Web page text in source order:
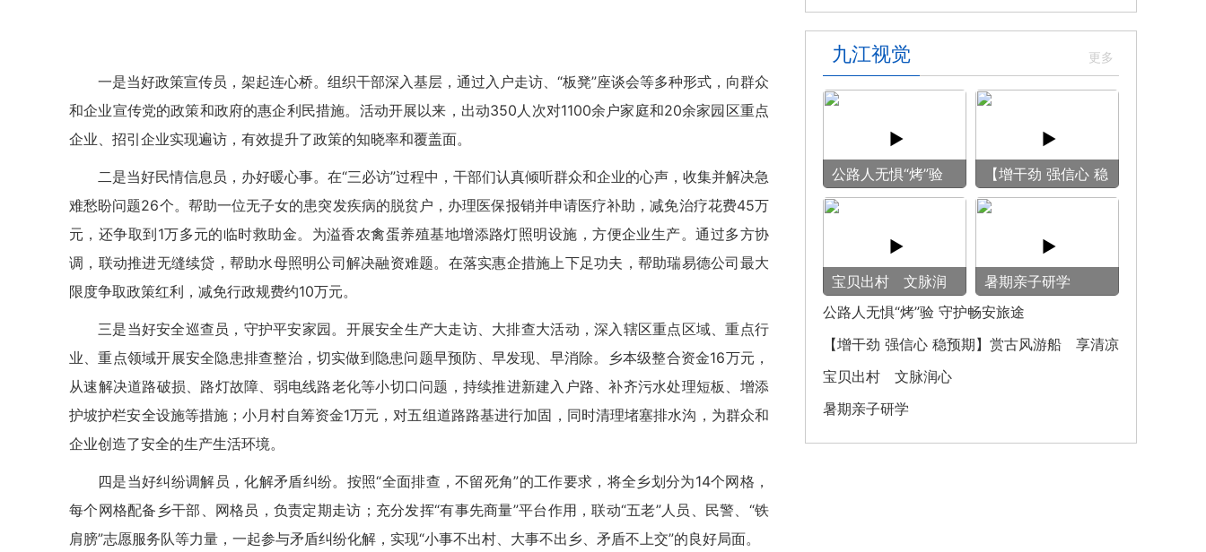
一是当好政策宣传员，架起连心桥。 组织干部深入基层，通过入户走访、“板凳”座谈会等多种形式，向群众
和企业宣传党的政策和政府的惠企利民措施。活动开展以来，出动350人次对1100余户家庭和20余家园区重点
企业、招引企业实现遍访，有效提升了政策的知晓率和覆盖面。
二是当好民情信息员，办好暖心事。 在“三必访”过程中，干部们认真倾听群众和企业的心声，收集并解决急
难愁盼问题26个。帮助一位无子女的患突发疾病的脱贫户，办理医保报销并申请医疗补助，减免治疗花费45万
元，还争取到1万多元的临时救助金。为溢香农禽蛋养殖基地增添路灯照明设施，方便企业生产。通过多方协
调，联动推进无缝续贷，帮助水母照明公司解决融资难题。在落实惠企措施上下足功夫，帮助瑞易德公司最大
限度争取政策红利，减免行政规费约10万元。
三是当好安全巡查员，守护平安家园。 开展安全生产大走访、大排查大活动，深入辖区重点区域、重点行
业、重点领域开展安全隐患排查整治，切实做到隐患问题早预防、早发现、早消除。乡本级整合资金16万元，
从速解决道路破损、路灯故障、弱电线路老化等小切口问题，持续推进新建入户路、补齐污水处理短板、增添
护坡护栏安全设施等措施；小月村自筹资金1万元，对五组道路路基进行加固，同时清理堵塞排水沟，为群众和
企业创造了安全的生产生活环境。
四是当好纠纷调解员，化解矛盾纠纷。 按照“全面排查，不留死角”的工作要求，将全乡划分为14个网格，
每个网格配备乡干部、网格员，负责定期走访；充分发挥“有事先商量”平台作用，联动“五老”人员、民警、“铁
肩膀”志愿服务队等力量，一起参与矛盾纠纷化解，实现“小事不出村、大事不出乡、矛盾不上交”的良好局面。
勇出席
九江视觉
公路人无惧“烤”验
守护畅安旅途
【增干劲 强信心 稳
预期】赏古风游
宝贝出村 文脉润
心
暑期亲子研学
公路人无惧“烤”验 守护畅安旅途
【增干劲 强信心 稳预期】赏古风游船 享清凉
之旅
宝贝出村 文脉润心
暑期亲子研学